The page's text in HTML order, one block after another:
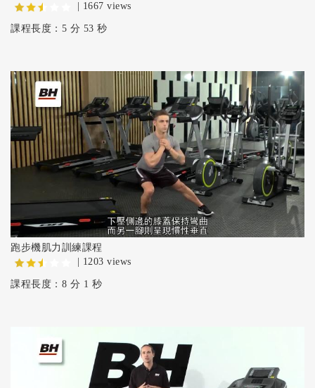
| 1667 views
課程長度：5 分 53 秒
跑步機肌力訓練課程
| 1203 views
課程長度：8 分 1 秒